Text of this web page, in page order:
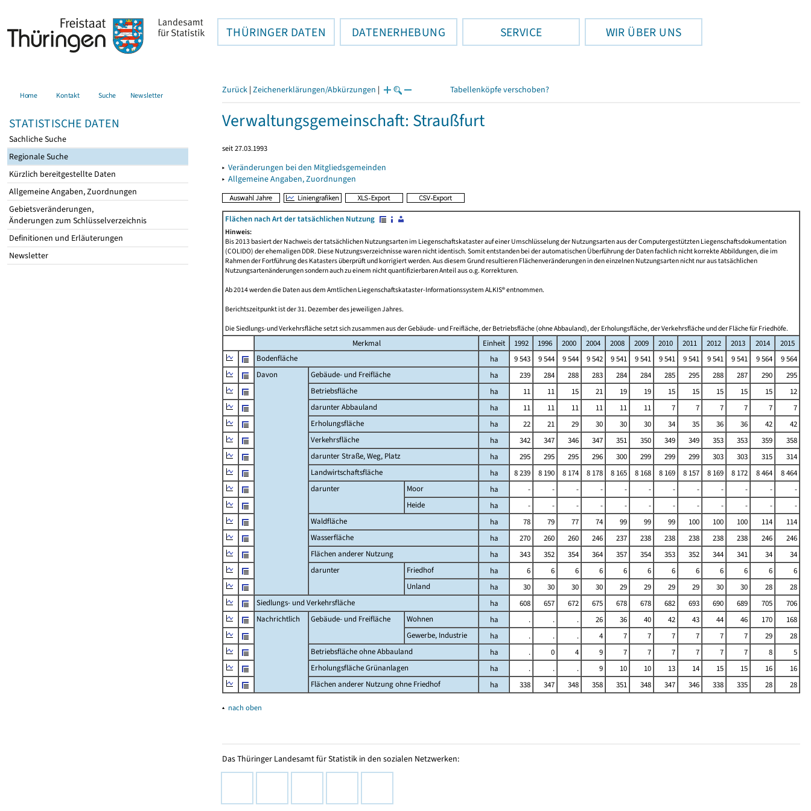
THÜRINGER DATEN DATENERHEBUNG SERVICE WIR ÜBER UNS
Home Kontakt Suche Newsletter
STATISTISCHE DATEN
Sachliche Suche
Regionale Suche
Kürzlich bereitgestellte Daten
Allgemeine Angaben, Zuordnungen
Gebietsveränderungen,
Änderungen zum Schlüsselverzeichnis
Definitionen und Erläuterungen
Newsletter
Zurück | Zeichenerklärungen/Abkürzungen | Tabellenköpfe verschoben?
Verwaltungsgemeinschaft: Straußfurt
seit 27.03.1993
▸ Veränderungen bei den Mitgliedsgemeinden
▸ Allgemeine Angaben, Zuordnungen
Flächen nach Art der tatsächlichen Nutzung
Hinweis:
Bis 2013 basiert der Nachweis der tatsächlichen Nutzungsarten im Liegenschaftskataster auf einer Umschlüsselung der Nutzungsarten aus der Computergestützten Liegenschaftsdokumentation
(COLIDO) der ehemaligen DDR. Diese Nutzungsverzeichnisse waren nicht identisch. Somit entstanden bei der automatischen Überführung der Daten fachlich nicht korrekte Abbildungen, die im
Rahmen der Fortführung des Katasters überprüft und korrigiert werden. Aus diesem Grund resultieren Flächenveränderungen in den einzelnen Nutzungsarten nicht nur aus tatsächlichen
Nutzungsartenänderungen sondern auch zu einem nicht quantifizierbaren Anteil aus o.g. Korrekturen.
Ab 2014 werden die Daten aus dem Amtlichen Liegenschaftskataster-Informationssystem ALKIS® entnommen.
Berichtszeitpunkt ist der 31. Dezember des jeweiligen Jahres.
Die Siedlungs-und Verkehrsfläche setzt sich zusammen aus der Gebäude- und Freifläche, der Betriebsfläche (ohne Abbauland), der Erholungsfläche, der Verkehrsfläche und der Fläche für Friedhöfe.
Merkmal Einheit 1992 1996 2000 2004 2008 2009 2010 2011 2012 2013 2014
2015
Bodenfläche
ha 9 543 9 544 9 544 9 542 9 541 9 541 9 541 9 541 9 541 9 541 9 564
9 564
Davon
Gebäude- und Freifläche ha 239 284 288 283 284 284 285 295 288 287 290
295
Betriebsfläche
ha 11 11 15 21 19 19 15 15 15 15 15
12
darunter Abbauland
ha 11 11 11 11 11 11 7 7 7 7 7
7
Erholungsfläche
ha 22 21 29 30 30 30 34 35 36 36 42
42
Verkehrsfläche
ha 342 347 346 347 351 350 349 349 353 353 359
358
darunter Straße, Weg, Platz
ha 295 295 295 296 300 299 299 299 303 303 315
314
Landwirtschaftsfläche
ha 8 239 8 190 8 174 8 178 8 165 8 168 8 169 8 157 8 169 8 172 8 464
8 464
darunter
Moor ha - - - - - - - - - - -
-
Heide
ha - - - - - - - - - - -
-
Waldfläche
ha 78 79 77 74 99 99 99 100 100 100 114
114
Wasserfläche
ha 270 260 260 246 237 238 238 238 238 238 246
246
Flächen anderer Nutzung
ha 343 352 354 364 357 354 353 352 344 341 34
34
darunter
Friedhof ha 6 6 6 6 6 6 6 6 6 6 6
6
Unland
ha 30 30 30 30 29 29 29 29 30 30 28
28
Siedlungs- und Verkehrsfläche
ha 608 657 672 675 678 678 682 693 690 689 705
706
Nachrichtlich
Gebäude- und Freifläche Wohnen ha . . . 26 36 40 42 43 44 46 170
168
Gewerbe, Industrie
ha . . . 4 7 7 7 7 7 7 29
28
Betriebsfläche ohne Abbauland
ha . 0 4 9 7 7 7 7 7 7 8
5
Erholungsfläche Grünanlagen
ha . . . 9 10 10 13 14 15 15 16
16
Flächen anderer Nutzung ohne Friedhof
ha 338 347 348 358 351 348 347 346 338 335 28 28
▴ nach oben
Das Thüringer Landesamt für Statistik in den sozialen Netzwerken: